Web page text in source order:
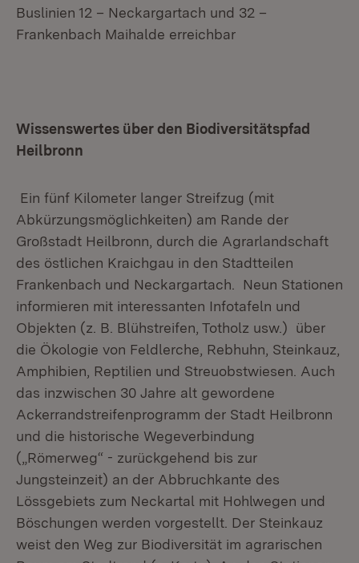
Buslinien 12 – Neckargartach und 32 –
Frankenbach Maihalde erreichbar
Wissenswertes über den Biodiversitätspfad
Heilbronn
Ein fünf Kilometer langer Streifzug (mit
Abkürzungsmöglichkeiten) am Rande der
Großstadt Heilbronn, durch die Agrarlandschaft
des östlichen Kraichgau in den Stadtteilen
Frankenbach und Neckargartach. Neun Stationen
informieren mit interessanten Infotafeln und
Objekten (z. B. Blühstreifen, Totholz usw.) über
die Ökologie von Feldlerche, Rebhuhn, Steinkauz,
Amphibien, Reptilien und Streuobstwiesen. Auch
das inzwischen 30 Jahre alt gewordene
Ackerrandstreifenprogramm der Stadt Heilbronn
und die historische Wegeverbindung
(„Römerweg“ - zurückgehend bis zur
Jungsteinzeit) an der Abbruchkante des
Lössgebiets zum Neckartal mit Hohlwegen und
Böschungen werden vorgestellt. Der Steinkauz
weist den Weg zur Biodiversität im agrarischen